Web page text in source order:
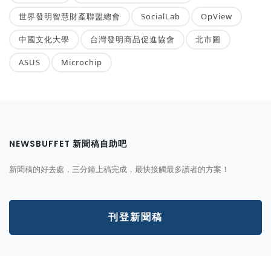
世界發明智慧財產聯盟總會 SocialLab OpView
中國文化大學 台灣發明商品促進協會 北市圖
ASUS Microchip
NEWSBUFFET 新聞稿自助吧
新聞稿的好去處，三分鐘上稿完成，最快接觸最多讀者的方案！
刊登新聞稿